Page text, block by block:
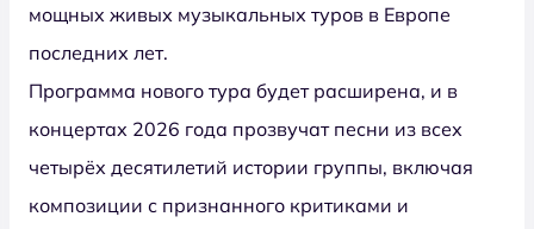
мощных живых музыкальных туров в Европе
последних лет.
Программа нового тура будет расширена, и в
концертах 2026 года прозвучат песни из всех
четырёх десятилетий истории группы, включая
композиции с признанного критиками и